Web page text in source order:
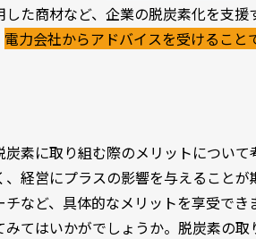
た商材など、企業の脱炭素化を支
電力会社からアドバイスを受けるこ
素に取り組む際のメリットについ
経営にプラスの影響を与えることが
など、具体的なメリットを享受で
てはいかがでしょうか。脱炭素の